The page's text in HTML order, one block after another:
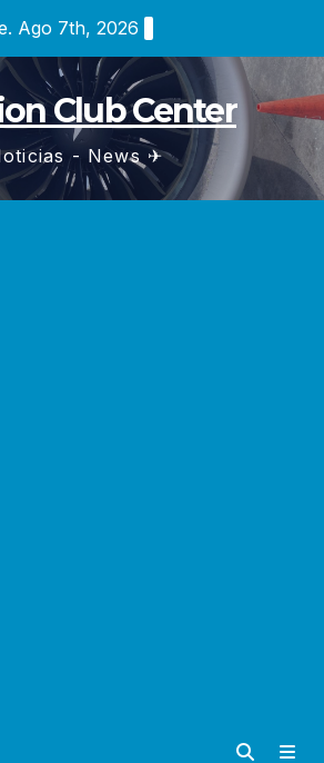
Ago 7th, 2026
Club Center
- News ✈